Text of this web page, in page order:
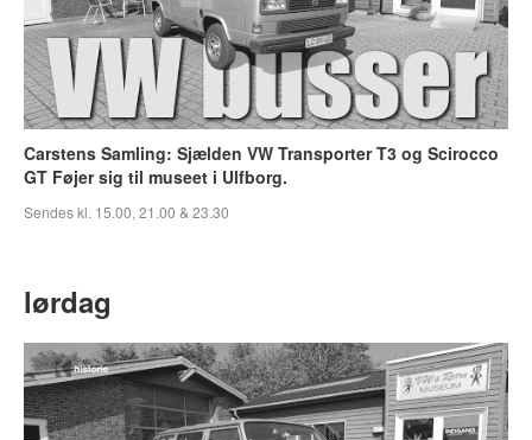
Carstens Samling: Sjælden VW Transporter T3 og Scirocco
GT Føjer sig til museet i Ulfborg.
Sendes kl. 15.00, 21.00 & 23.30
lørdag